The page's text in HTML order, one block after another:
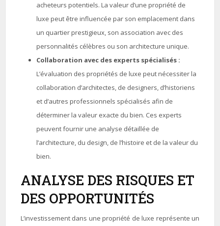
acheteurs potentiels. La valeur d’une propriété de
luxe peut être influencée par son emplacement dans
un quartier prestigieux, son association avec des
personnalités célèbres ou son architecture unique.
Collaboration avec des experts spécialisés :
L’évaluation des propriétés de luxe peut nécessiter la
collaboration d’architectes, de designers, d’historiens
et d’autres professionnels spécialisés afin de
déterminer la valeur exacte du bien. Ces experts
peuvent fournir une analyse détaillée de
l’architecture, du design, de l’histoire et de la valeur du
bien.
ANALYSE DES RISQUES ET
DES OPPORTUNITÉS
L’investissement dans une propriété de luxe représente un